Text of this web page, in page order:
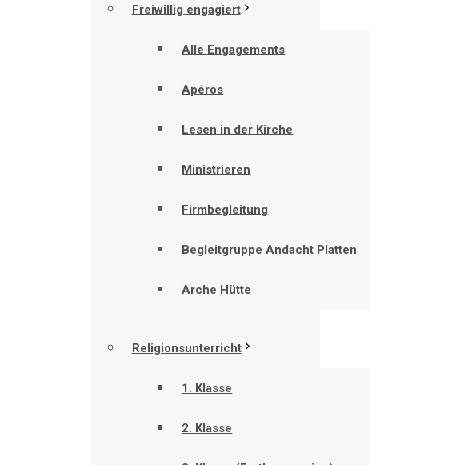
Freiwillig engagiert
Alle Engagements
Apéros
Lesen in der Kirche
Ministrieren
Firmbegleitung
Begleitgruppe Andacht Platten
Arche Hütte
Religionsunterricht
1. Klasse
2. Klasse